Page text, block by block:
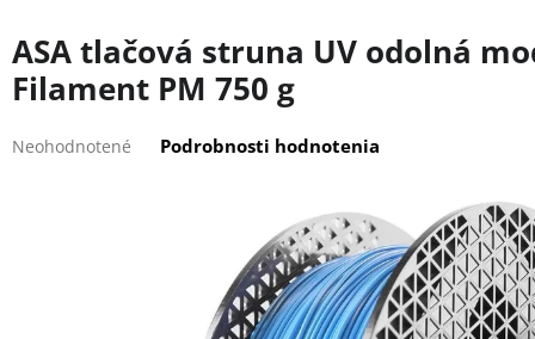
ASA tlačová struna UV odolná
Filament PM 750 g
hodnotenie
Neohodnotené Podrobnosti hodnotenia